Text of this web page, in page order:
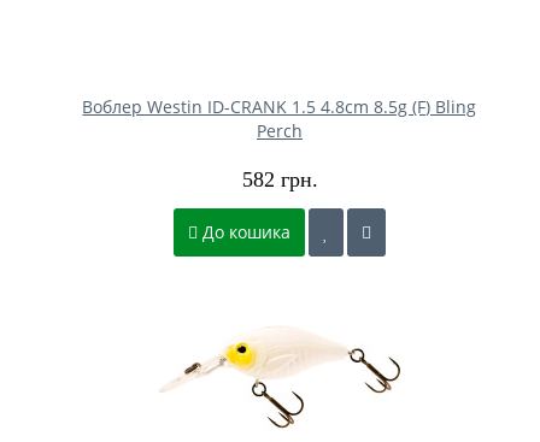
Воблер Westin ID-CRANK 1.5 4.8cm 8.5g (F) Bling
Perch
582 грн.
До кошика